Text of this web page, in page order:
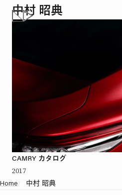
中村 昭典
CAMRY カタログ
2017
Home/ 中村 昭典